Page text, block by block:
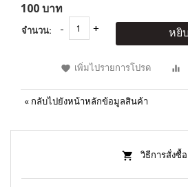
100 บาท
จำนวน: หยิ
เพิ่มไปรายการโปรด
« กลับไปยังหน้าหลักข้อมูลสินค้า
วิธีการสั่งซื้อ